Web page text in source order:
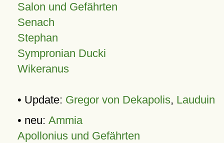
Salon und Gefährten
Senach
Stephan
Sympronian Ducki
Wikeranus
• Update: Gregor von Dekapolis, Lauduin
• neu: Ammia
Apollonius und Gefährten